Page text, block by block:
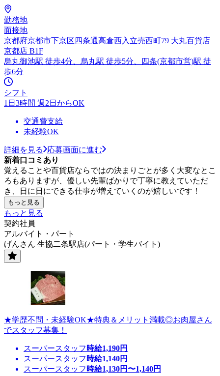
勤務地
面接地
京都府京都市下京区四条通高倉西入立売西町79 大丸百貨店
京都店 B1F
烏丸御池駅 徒歩4分、烏丸駅 徒歩5分、四条(京都市営)駅 徒
歩6分
シフト
1日3時間 週2日からOK
交通費支給
未経験OK
詳細を見る
応募画面に進む
新着口コミあり
覚えることや百貨店ならではの決まりごとが多く大変なとこ
ろもありますが、優しい先輩ばかりで丁寧に教えていただ
き、日に日にできる仕事が増えていくのが嬉しいです！
もっと見る
もっと見る
契約社員
アルバイト・パート
げんさん 生協二条駅店(パート・学生バイト)
★学歴不問・未経験OK★特典＆メリット満載◎お肉屋さん
でスタッフ募集！
スーパースタッフ 時給1,190円
スーパースタッフ 時給1,140円
スーパースタッフ 時給1,130円〜1,140円